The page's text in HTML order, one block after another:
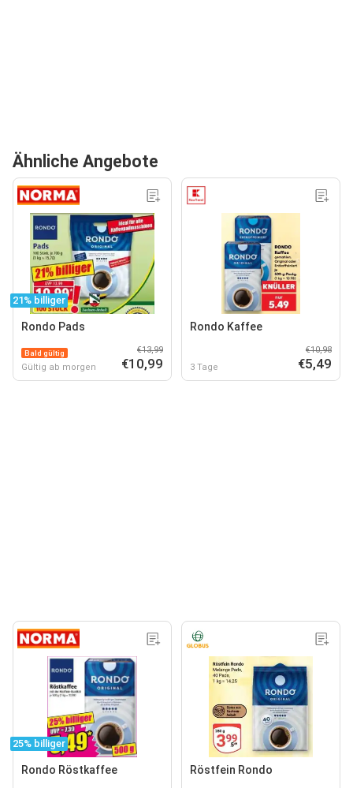
Ähnliche Angebote
21% billiger
Rondo Pads
Bald gültig
Gültig ab morgen
€13,99
€10,99
Rondo Kaffee
3 Tage
€10,98
€5,49
25% billiger
Rondo Röstkaffee Röstfein Rondo